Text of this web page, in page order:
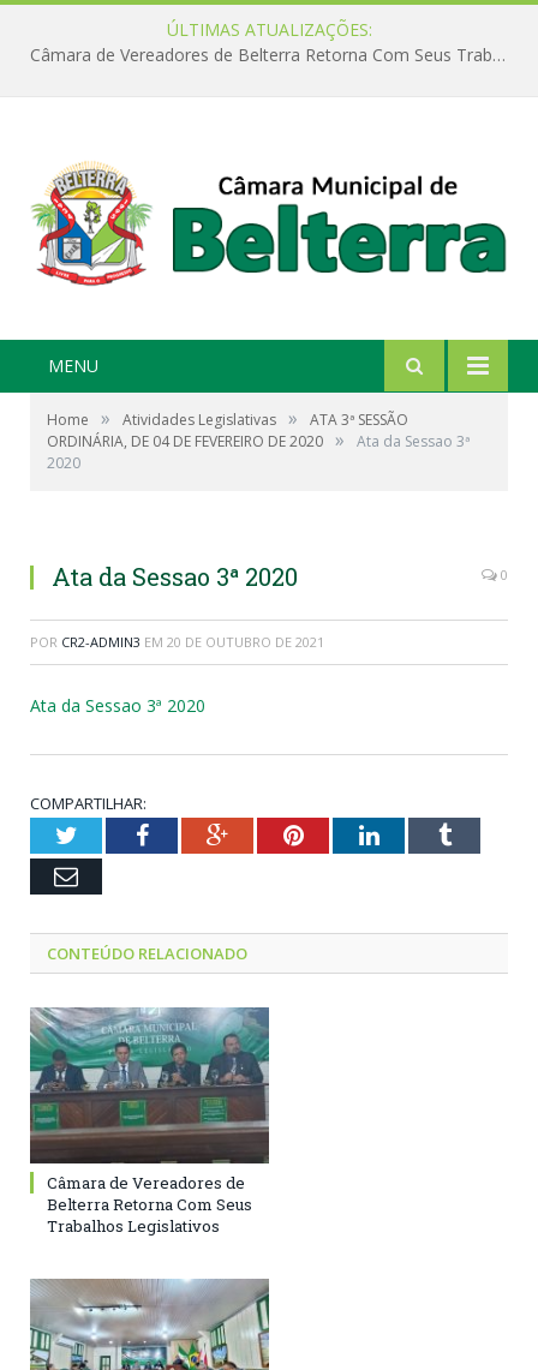
ÚLTIMAS ATUALIZAÇÕES:
Câmara de Vereadores de Belterra Retorna Com Seus Trabalhos Legislativos
MENU
Home » Atividades Legislativas »
ATA 3ª SESSÃO
ORDINÁRIA, DE 04 DE FEVEREIRO DE 2020 »
Ata da Sessao 3ª
2020
Ata da Sessao 3ª 2020 0
POR CR2-ADMIN3 EM 20 DE OUTUBRO DE 2021
Ata da Sessao 3ª 2020
COMPARTILHAR:
TwitterFacebookGoogle+PinterestLinkedInTumblr
Email
CONTEÚDO RELACIONADO
Câmara de Vereadores de
Belterra Retorna Com Seus
Trabalhos Legislativos